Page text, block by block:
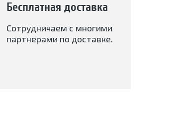
Бесплатная доставка
Сотрудничаем с многими
партнерами по доставке.